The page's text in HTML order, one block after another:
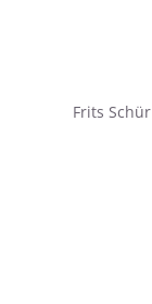
Frits Schür